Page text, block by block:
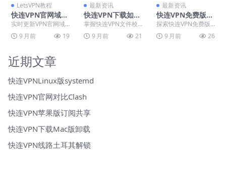
LetsVPN教程
快连VPN官网域名
防屏蔽实时更新
实时更新VPN官网域
名是应对网络封锁的
关键策略。面对DNS
手...
9 月前 19
最新资讯
快连VPN下载如何
校验文件完整性？
程
掌握快连VPN文件校
验方法，确保安装安
全。本指南详解如何
9 月前 21
最新资讯
快连VPN免费版可
以打游戏吗？延迟
荐
探索快连VPN免费版
在游戏加速中的实际
表现与限制。文章通
9 月前 26
近期文章
快连VPNLinux版systemd
快连VPN官网对比Clash
快连VPN苹果版订阅共享
快连VPN下载Mac版卸载
快连VPN线路土耳其解锁